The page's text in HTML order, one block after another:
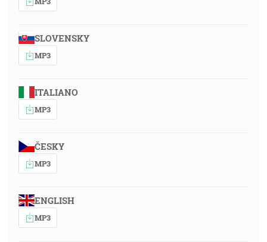
SLOVENSKY
MP3
ITALIANO
MP3
ČESKY
MP3
ENGLISH
MP3